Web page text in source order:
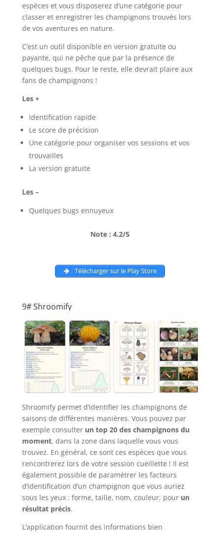
espèces et vous disposerez d’une catégorie pour
classer et enregistrer les champignons trouvés lors
de vos aventures en nature.
C’est un outil disponible en version gratuite ou
payante, qui ne pêche que par la présence de
quelques bugs. Pour le reste, elle devrait plaire aux
fans de champignons !
Les +
Identification rapide
Le score de précision
Une catégorie pour organiser vos sessions et vos
trouvailles
La version gratuite
Les –
Quelques bugs ennuyeux
Note : 4.2/5
Télécharger sur le Play Store
9# Shroomify
Shroomify permet d’identifier les champignons de
saisons de différentes manières. Vous pouvez par
exemple consulter un top 20 des champignons du
moment, dans la zone dans laquelle vous vous
trouvez. En général, ce sont ces espèces que vous
rencontrerez lors de votre session cueillette ! Il est
également possible de paramétrer les facteurs
d’identification d’un champignon que vous auriez
sous les yeux : forme, taille, nom, couleur, pour un
résultat précis.
L’application fournit des informations bien